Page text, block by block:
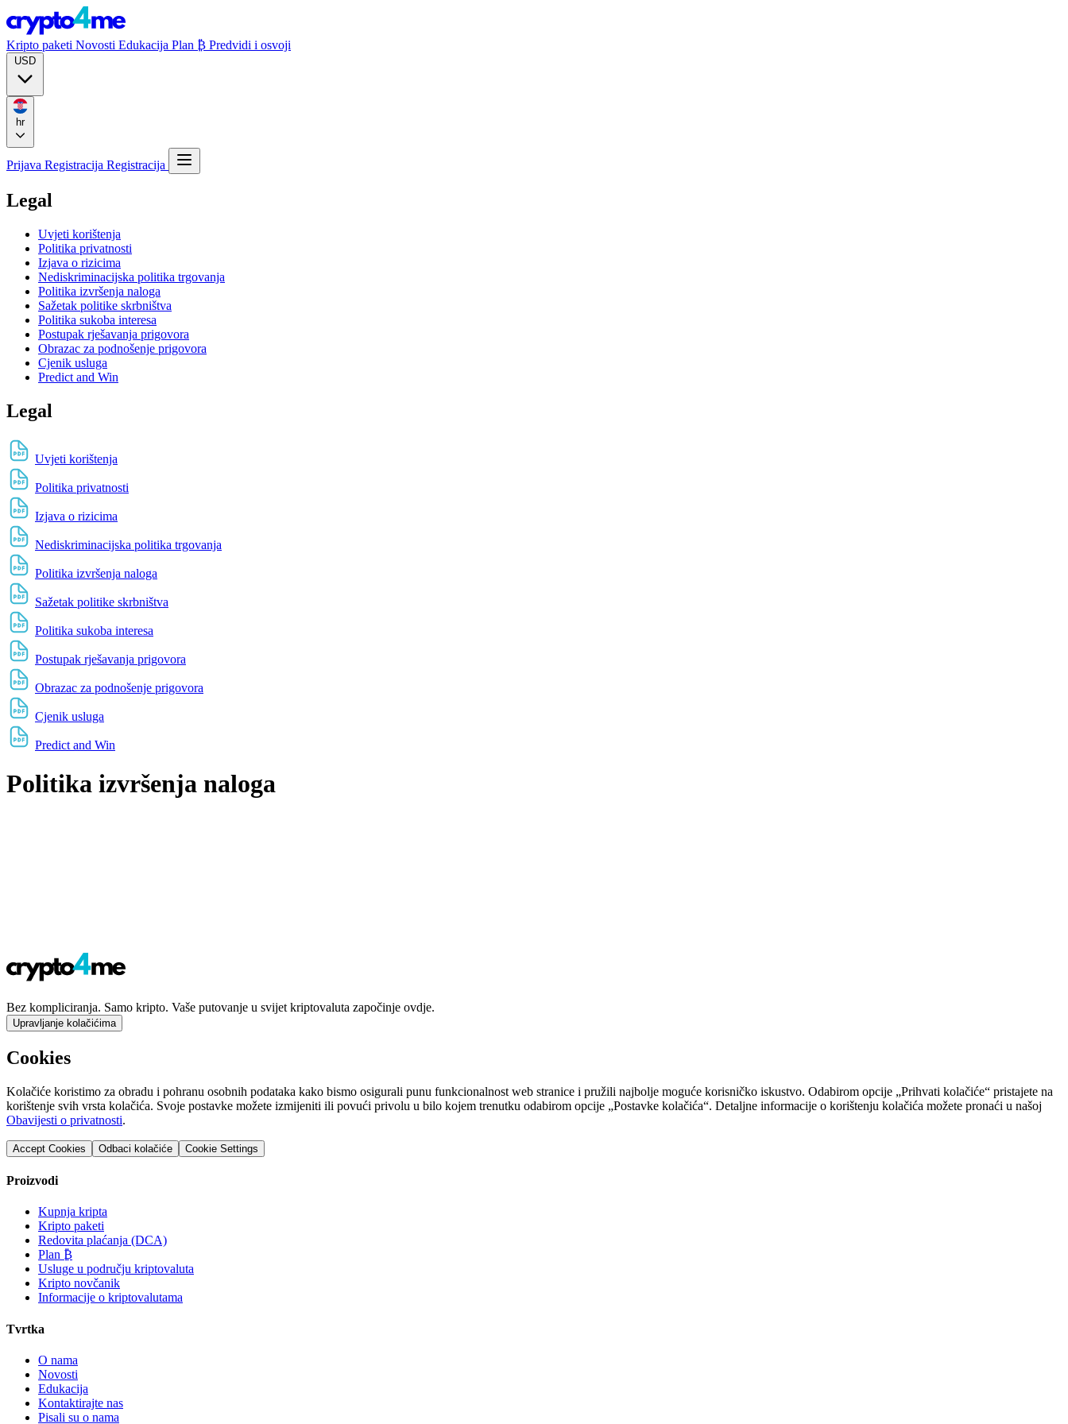
Kripto paketi Novosti Edukacija Plan ₿ Predvidi i osvoji
hr
Prijava Registracija Registracija
Legal
Uvjeti korištenja
Politika privatnosti
Izjava o rizicima
Nediskriminacijska politika trgovanja
Politika izvršenja naloga
Sažetak politike skrbništva
Politika sukoba interesa
Postupak rješavanja prigovora
Obrazac za podnošenje prigovora
Cjenik usluga
Predict and Win
Legal
Uvjeti korištenja
Politika privatnosti
Izjava o rizicima
Nediskriminacijska politika trgovanja
Politika izvršenja naloga
Sažetak politike skrbništva
Politika sukoba interesa
Postupak rješavanja prigovora
Obrazac za podnošenje prigovora
Cjenik usluga
Predict and Win
Politika izvršenja naloga
Bez kompliciranja. Samo kripto. Vaše putovanje u svijet kriptovaluta započinje ovdje.
Upravljanje kolačićima
Cookies
Kolačiće koristimo za obradu i pohranu osobnih podataka kako bismo osigurali punu funkcionalnost web stranice i pružili najbolje moguće korisničko iskustvo. Odabirom opcije „Prihvati kolačiće“ pristajete na
korištenje svih vrsta kolačića. Svoje postavke možete izmijeniti ili povući privolu u bilo kojem trenutku odabirom opcije „Postavke kolačića“. Detaljne informacije o korištenju kolačića možete pronaći u našoj
Obavijesti o privatnosti.
Accept Cookies Odbaci kolačiće Cookie Settings
Proizvodi
Kupnja kripta
Kripto paketi
Redovita plaćanja (DCA)
Plan ₿
Usluge u području kriptovaluta
Kripto novčanik
Informacije o kriptovalutama
Tvrtka
O nama
Novosti
Edukacija
Kontaktirajte nas
Pisali su o nama